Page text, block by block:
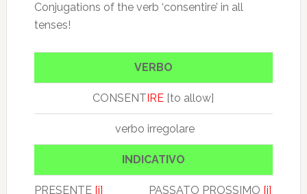
Conjugations of the verb ‘consentire’ in all
tenses!
VERBO
CONSENTIRE [to allow]
verbo irregolare
INDICATIVO
PRESENTE [i] PASSATO PROSSIMO [i]